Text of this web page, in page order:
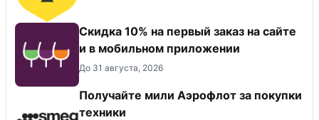
Скидка 10% на первый заказ на сайте
и в мобильном приложении
До 31 августа, 2026
Получайте мили Аэрофлот за покупки
техники